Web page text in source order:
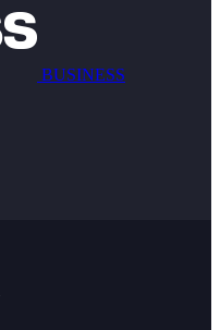
BUSINESS